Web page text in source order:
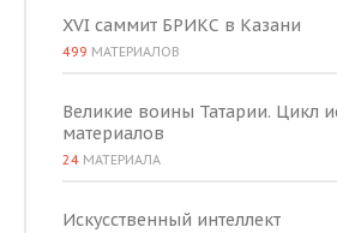
XVI саммит БРИКС в Казани
499 МАТЕРИАЛОВ
Великие воины Татарии. Цикл
материалов
24 МАТЕРИАЛА
Искусственный интеллект